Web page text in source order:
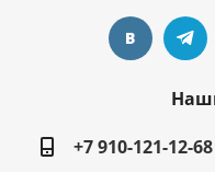
+7 910-121-12-68